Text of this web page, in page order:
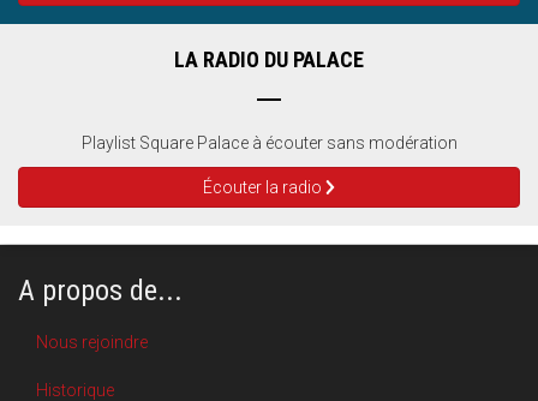
LA RADIO DU PALACE
Playlist Square Palace à écouter sans modération
Écouter la radio
A propos de...
Nous rejoindre
Historique